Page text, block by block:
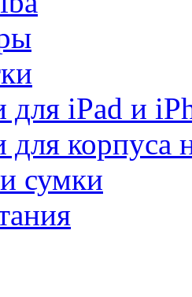
для iPad и
для корпуса
сумки